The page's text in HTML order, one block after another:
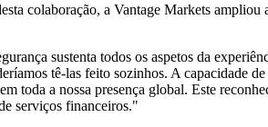
colaboração, a Vantage Markets
sustenta todos os aspetos da
tê-las feito sozinhos. A capacidade
toda a nossa presença global. Este
serviços financeiros."